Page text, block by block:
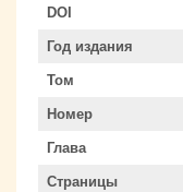
DOI
Год издания
Том
Номер
Глава
Страницы